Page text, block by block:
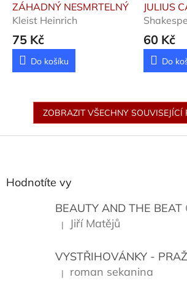
ZÁHADNÝ NESMRTELNÝ
Kleist Heinrich
75 Kč
Do košíku
JULIUS
60 Kč
Do
ZOBRAZIT VŠECHNY SOUVISEJÍCÍ
Hodnotíte vy
BEAUTY AND THE BEAT
Hodnocení produktu je 5 z 5
| Jiří Matějů
Hodnocení produktu je 5 z 5
| roman sekanina